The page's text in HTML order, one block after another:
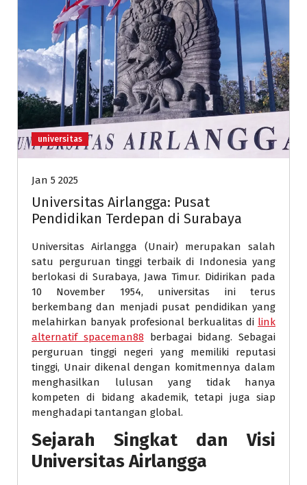
universitas
Jan 5 2025
Universitas Airlangga: Pusat
Pendidikan Terdepan di Surabaya
Universitas Airlangga (Unair) merupakan salah
satu perguruan tinggi terbaik di Indonesia yang
berlokasi di Surabaya, Jawa Timur. Didirikan pada
10 November 1954, universitas ini terus
berkembang dan menjadi pusat pendidikan yang
melahirkan banyak profesional berkualitas di link
alternatif spaceman88 berbagai bidang. Sebagai
perguruan tinggi negeri yang memiliki reputasi
tinggi, Unair dikenal dengan komitmennya dalam
menghasilkan lulusan yang tidak hanya
kompeten di bidang akademik, tetapi juga siap
menghadapi tantangan global.
Sejarah Singkat dan Visi
Universitas Airlangga